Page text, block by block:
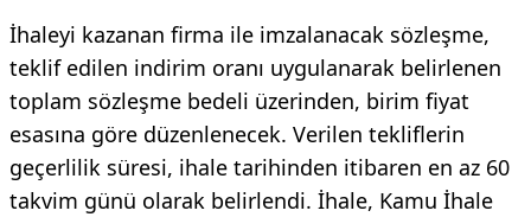
İhaleyi kazanan firma ile imzalanacak sözleşme,
teklif edilen indirim oranı uygulanarak belirlenen
toplam sözleşme bedeli üzerinden, birim fiyat
esasına göre düzenlenecek. Verilen tekliflerin
geçerlilik süresi, ihale tarihinden itibaren en az 60
takvim günü olarak belirlendi. İhale, Kamu İhale